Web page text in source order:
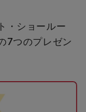
・ショールー
7つのプレゼン